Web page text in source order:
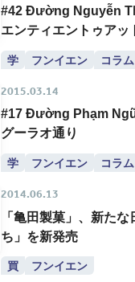
#42 Đường Nguyễn
エンティエントゥアッ
学 フンイエン コラム
2015.03.14
#17 Đường Phạm
グーラオ通り
学 フンイエン コラム
2014.06.13
「亀田製菓」、新た
ち」を新発売
買 フンイエン